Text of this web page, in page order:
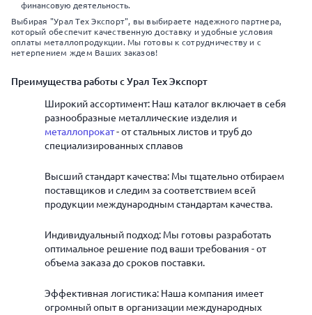
финансовую деятельность.
Выбирая "Урал Тех Экспорт", вы выбираете надежного партнера,
который обеспечит качественную доставку и удобные условия
оплаты металлопродукции. Мы готовы к сотрудничеству и с
нетерпением ждем Ваших заказов!
Преимущества работы с Урал Тех Экспорт
Широкий ассортимент: Наш каталог включает в себя
разнообразные металлические изделия и
металлопрокат- от стальных листов и труб до
специализированных сплавов
Высший стандарт качества: Мы тщательно отбираем
поставщиков и следим за соответствием всей
продукции международным стандартам качества.
Индивидуальный подход: Мы готовы разработать
оптимальное решение под ваши требования - от
объема заказа до сроков поставки.
Эффективная логистика: Наша компания имеет
огромный опыт в организации международных